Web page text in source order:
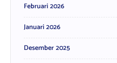
Februari 2026
Januari 2026
Desember 2025